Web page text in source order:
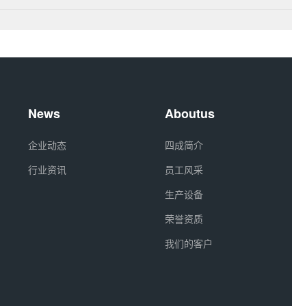
News
企业动态
行业资讯
Aboutus
四成简介
员工风采
生产设备
荣誉资质
我们的客户